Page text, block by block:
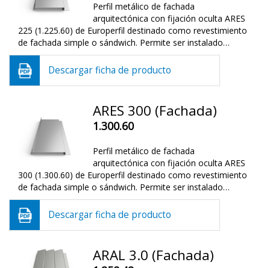
Perfil metálico de fachada
arquitectónica con fijación oculta ARES
225 (1.225.60) de Europerfil destinado como revestimiento
de fachada simple o sándwich. Permite ser instalado…
Descargar ficha de producto
ARES 300 (Fachada)
1.300.60
Perfil metálico de fachada
arquitectónica con fijación oculta ARES
300 (1.300.60) de Europerfil destinado como revestimiento
de fachada simple o sándwich. Permite ser instalado…
Descargar ficha de producto
ARAL 3.0 (Fachada)